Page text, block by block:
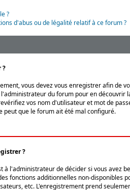
?
d'abus ou de légalité relatif à ce forum ?
?
vous devez vous enregistrer afin de
du forum pour en découvrir
vos nom d'utilisateur et mot de
que le forum ait été mal configuré.
?
à l'administrateur de décider si vous
fonctions additionnelles non-disponibles
etc. L'enregistrement prend